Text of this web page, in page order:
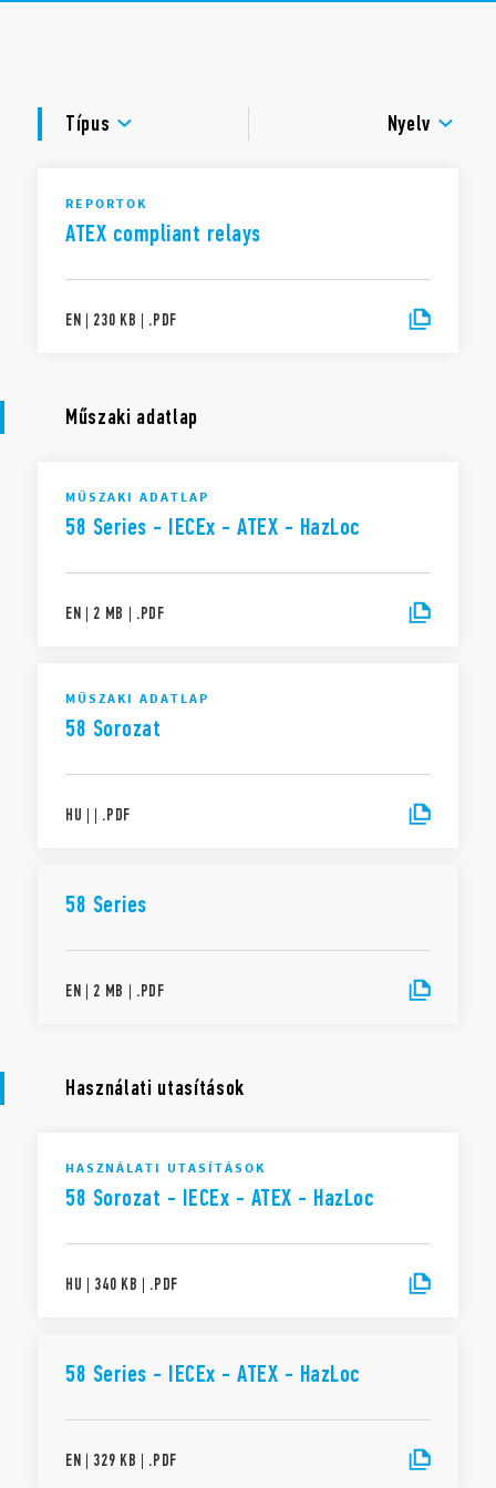
TANÚSÍTVÁNYOK
VIDEÓK
Típus Nyelv
REPORTOK
ATEX compliant relays
EN | 230 KB | .PDF
Műszaki adatlap
MŰSZAKI ADATLAP
58 Series - IECEx - ATEX - HazLoc
EN | 2 MB | .PDF
MŰSZAKI ADATLAP
58 Sorozat
HU | | .PDF
58 Series
EN | 2 MB | .PDF
Használati utasítások
HASZNÁLATI UTASÍTÁSOK
58 Sorozat - IECEx - ATEX - HazLoc
HU | 340 KB | .PDF
58 Series - IECEx - ATEX - HazLoc
EN | 329 KB | .PDF